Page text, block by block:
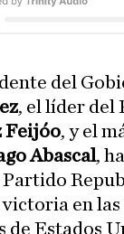
del
, el líder del
Feijóo, y el
Abascal,
en las
de Estados